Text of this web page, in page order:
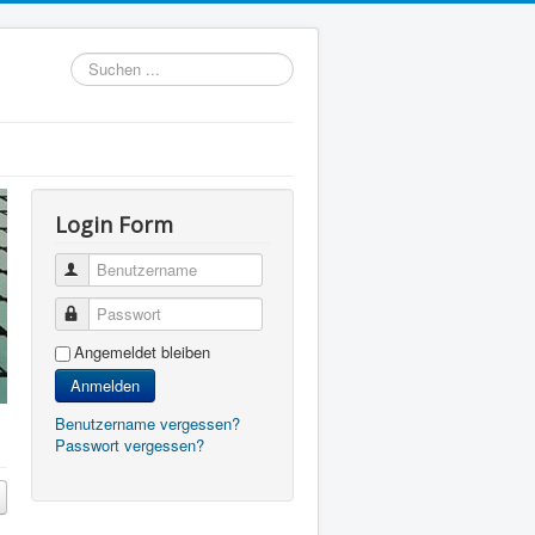
Suchen
...
Login Form
Benutzername
Passwort
Angemeldet bleiben
Anmelden
Benutzername vergessen?
Passwort vergessen?